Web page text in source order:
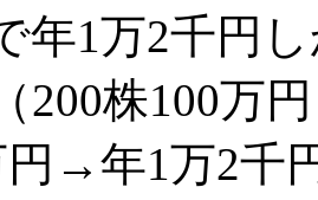
年1万2千円
200株100万
円→年1万2千